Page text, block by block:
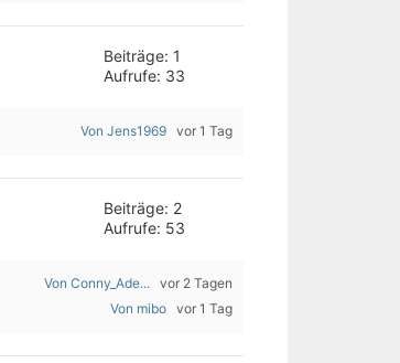
Beiträge: 1
Aufrufe: 33
Von Jens1969 vor 1 Tag
Beiträge: 2
Aufrufe: 53
Von Conny_Ade... vor 2 Tagen
Von mibo vor 1 Tag